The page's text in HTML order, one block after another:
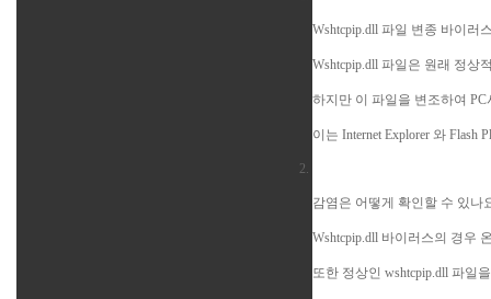
Wshtcpip.dll 파일 변종 바이러
Wshtcpip.dll 파일은 원래 정상
하지만 이 파일을 변조하여
이는 Internet Explorer 와
감염은 어떻게 확인할 수 있나
Wshtcpip.dll 바이러스의 경우
또한 정상인 wshtcpip.dll 파일